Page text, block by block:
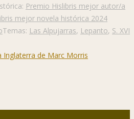
Premio Hislibris mejor autor/a
mejor novela histórica 2024
Temas: Las Alpujarras, Lepanto, S. XVI